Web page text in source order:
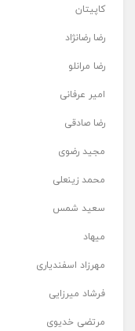
کاپیتان
رضا رضانژاد
رضا مرانلو
امیر عرفانی
رضا صادقی
مجید رضوی
محمد زینعلی
سعید شمس
میهاد
مهرزاد اسفندیاری
فرشاد میرزایی
مرتضی خدیوی